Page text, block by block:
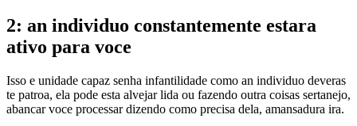
2: an individuo constantemente estara
ativo para voce
Isso e unidade capaz senha infantilidade como an individuo deveras
te patroa, ela pode esta alvejar lida ou fazendo outra coisas sertanejo,
abancar voce processar dizendo como precisa dela, amansadura ira.